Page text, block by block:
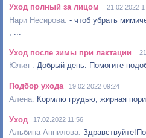
Уход полный за лицом 21.02.2022
- чтоб убрать
Уход после зимы при лактации
Добрый день. Помогите
Подбор ухода 19.02.2022 09:24
Кормлю грудью, жирная
Уход 17.02.2022 11:56